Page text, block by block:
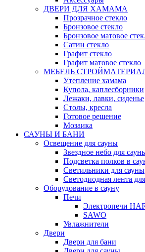
ДВЕРИ ДЛЯ ХАМАМА
Прозрачное стекло
Бронзовое стекло
Бронзовое матовое
Сатин стекло
Графит стекло
Графит матовое стекло
МЕБЕЛЬ
Утепление хамама
Купола, каплесборники
Лежаки, лавки, сиденье
Столы, кресла
Готовое решение
Мозаика
САУНЫ И БАНИ
Освещение для сауны
Звездное небо для
Подсветка полков в
Светильники для сауны
Светодиодная лента
Оборудование в сауну
Печи
Электропечи
SAWO
Увлажнители
Двери
Двери для бани